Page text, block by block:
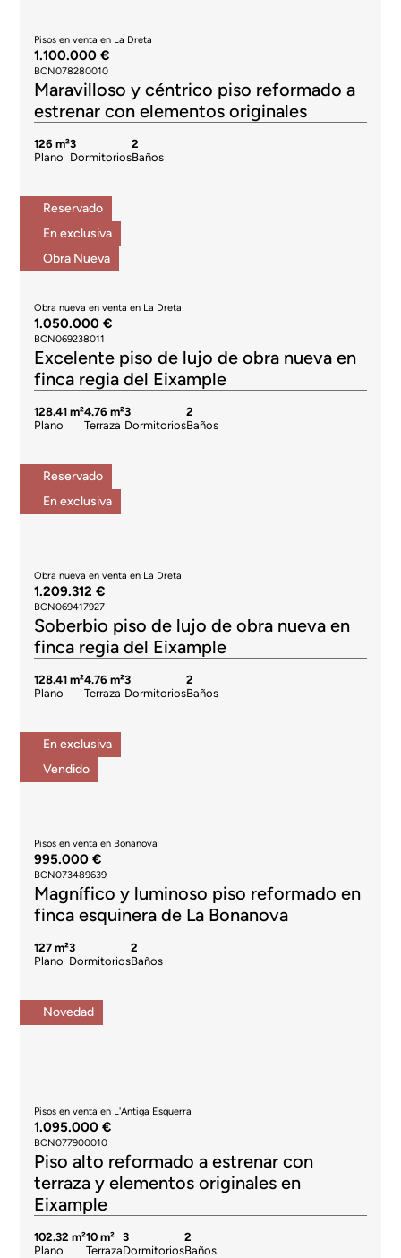
Pisos en venta en La Dreta
1.100.000 €
BCN078280010
Maravilloso y céntrico piso reformado a
estrenar con elementos originales
126 m²
Plano
3
Dormitorios
2
Baños
Reservado
En exclusiva
Obra Nueva
Obra nueva en venta en La Dreta
1.050.000 €
BCN069238011
Excelente piso de lujo de obra nueva en
finca regia del Eixample
128.41 m²
Plano
4.76 m²
Terraza
3
Dormitorios
2
Baños
Reservado
En exclusiva
Obra nueva en venta en La Dreta
1.209.312 €
BCN069417927
Soberbio piso de lujo de obra nueva en
finca regia del Eixample
128.41 m²
Plano
4.76 m²
Terraza
3
Dormitorios
2
Baños
En exclusiva
Vendido
Pisos en venta en Bonanova
995.000 €
BCN073489639
Magnífico y luminoso piso reformado en
finca esquinera de La Bonanova
127 m²
Plano
3
Dormitorios
2
Baños
Novedad
Pisos en venta en L'Antiga Esquerra
1.095.000 €
BCN077900010
Piso alto reformado a estrenar con
terraza y elementos originales en
Eixample
102.32 m²
Plano
10 m²
Terraza
3
Dormitorios
2
Baños